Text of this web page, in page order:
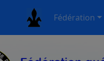
Fédération